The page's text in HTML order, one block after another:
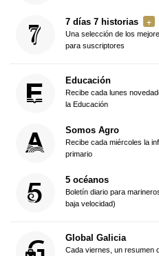
7 días 7 historias
Una selección de los
para suscriptores
Educación
Recibe cada lunes
la Educación
Somos Agro
Recibe cada miércoles la
primario
5 océanos
Boletín diario para
baja velocidad)
Global Galicia
Cada viernes, un resumen